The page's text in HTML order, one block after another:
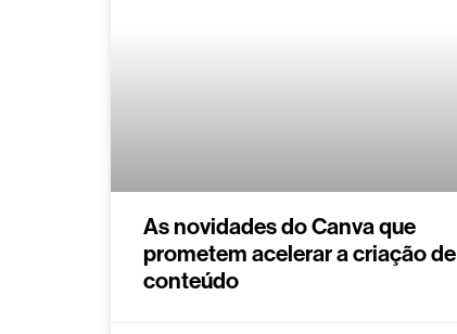
As novidades do Canva que
prometem acelerar a criação de
conteúdo